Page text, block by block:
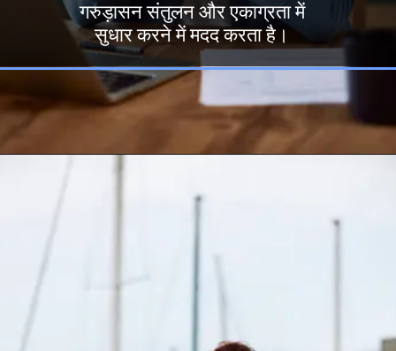
गरुड़ासन संतुलन और एकाग्रता में
सुधार करने में मदद करता है।